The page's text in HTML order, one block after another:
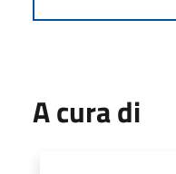
A cura di